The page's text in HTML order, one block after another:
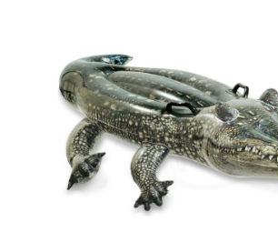
hvězdiček.